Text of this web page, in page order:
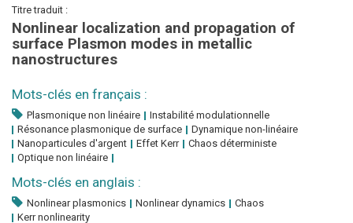
Titre traduit :
Nonlinear localization and propagation of
surface Plasmon modes in metallic
nanostructures
Mots-clés en français :
Plasmonique non linéaire
Instabilité modulationnelle
Résonance plasmonique de surface
Dynamique non-linéaire
Nanoparticules d'argent
Effet Kerr
Chaos déterministe
Optique non linéaire
Mots-clés en anglais :
Nonlinear plasmonics Nonlinear dynamics
Chaos
Kerr nonlinearity